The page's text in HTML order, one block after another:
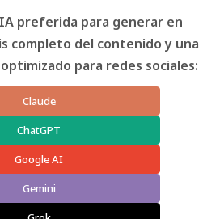
preferida para generar en
completo del contenido y una
para redes sociales:
Claude
ChatGPT
Google AI
Gemini